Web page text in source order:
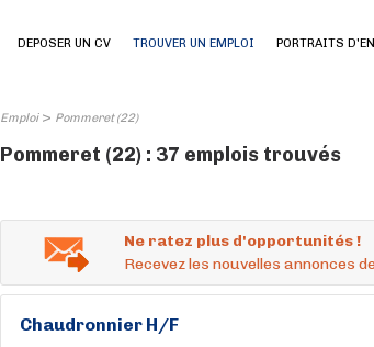
DEPOSER UN CV TROUVER UN EMPLOI PORTRAITS
Emploi> Pommeret (22)
Pommeret (22) : 37 emplois trouvés
Ne ratez plus d'opportunités !
Recevez les nouvelles annonces
Chaudronnier H/F